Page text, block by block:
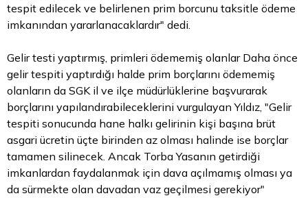
tespit edilecek ve belirlenen prim borcunu taksitle ödeme
imkanından yararlanacaklardır" dedi.
Gelir testi yaptırmış, primleri ödememiş olanlar Daha önce
gelir tespiti yaptırdığı halde prim borçlarını ödememiş
olanların da SGK il ve ilçe müdürlüklerine başvurarak
borçlarını yapılandırabileceklerini vurgulayan Yıldız, "Gelir
tespiti sonucunda hane halkı gelirinin kişi başına brüt
asgari ücretin üçte birinden az olması halinde ise borçlar
tamamen silinecek. Ancak Torba Yasanın getirdiği
imkanlardan faydalanmak için dava açılmamış olması ya
da sürmekte olan davadan vaz geçilmesi gerekiyor"